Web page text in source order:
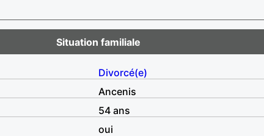
Situation familiale
Divorcé(e)
Ancenis
54 ans
oui